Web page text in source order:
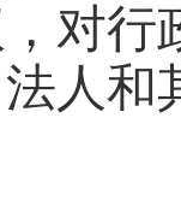
对行
人和